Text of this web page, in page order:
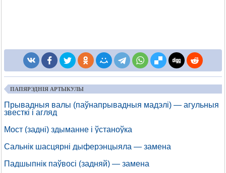
ПАПЯРЭДНІЯ АРТЫКУЛЫ
Прывадныя валы (паўнапрывадныя мадэлі) — агульныя
звесткі і агляд
Мост (задні) здыманне і ўстаноўка
Сальнік шасцярні дыферэнцыяла — замена
Падшыпнік паўвосі (задняй) — замена